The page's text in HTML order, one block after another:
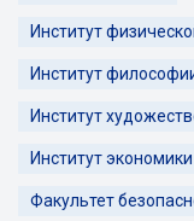
Институт
Институт
Институт
Институт
Факультет